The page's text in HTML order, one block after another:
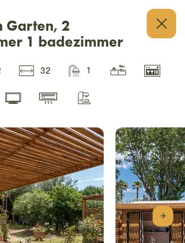
Garten, 2
1 badezimmer
32 1